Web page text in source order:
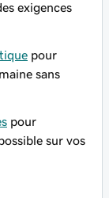
exigences
pour
sans
pour
sur vos